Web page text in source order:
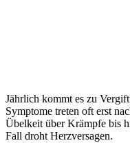
Jährlich kommt es zu
Symptome treten oft erst
Übelkeit über Krämpfe bis
Fall droht Herzversagen.